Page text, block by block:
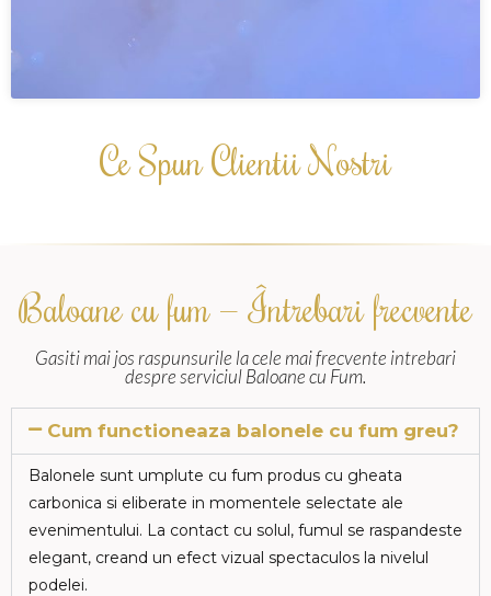
Ce Spun Clientii Nostri
Baloane cu fum — Întrebari frecvente
Gasiti mai jos raspunsurile la cele mai frecvente intrebari
despre serviciul Baloane cu Fum.
Cum functioneaza balonele cu fum greu?
Balonele sunt umplute cu fum produs cu gheata
carbonica si eliberate in momentele selectate ale
evenimentului. La contact cu solul, fumul se raspandeste
elegant, creand un efect vizual spectaculos la nivelul
podelei.